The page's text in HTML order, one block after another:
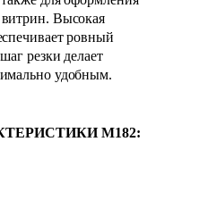
Высокая
ровный
резки делает
удобным.
M182: